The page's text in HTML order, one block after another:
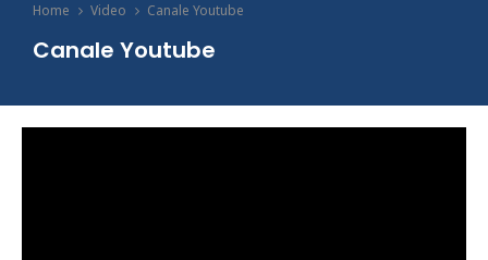
Home Video Canale Youtube
Canale Youtube